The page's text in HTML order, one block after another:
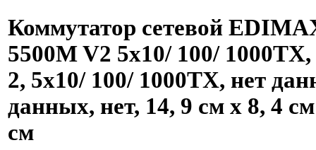
Коммутатор сетевой
5500M V2 5x10/ 100/ 1000TX,
2, 5x10/ 100/ 1000TX, нет
данных, нет, 14, 9 см x 8, 4
см